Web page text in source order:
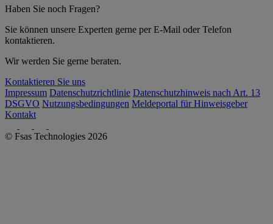
Haben Sie noch Fragen?
Sie können unsere Experten gerne per E-Mail oder Telefon
kontaktieren.
Wir werden Sie gerne beraten.
Kontaktieren Sie uns
Impressum Datenschutzrichtlinie Datenschutzhinweis nach Art. 13
DSGVO Nutzungsbedingungen Meldeportal für Hinweisgeber
Kontakt
© Fsas Technologies 2026